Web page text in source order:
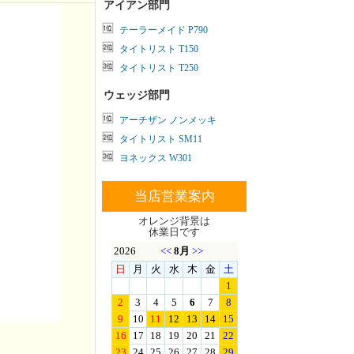
アイアン部門
テーラーメイド P790
タイトリスト T150
タイトリスト T250
ウェッジ部門
アーチザン ノンメッキ
タイトリスト SM11
ヨネックス W301
当店営業案内
オレンジ背景は
休業日です